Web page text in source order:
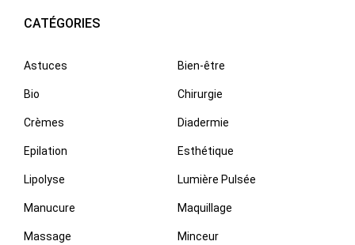
CATÉGORIES
Astuces Bien-être
Bio Chirurgie
Crèmes Diadermie
Epilation Esthétique
Lipolyse Lumière Pulsée
Manucure Maquillage
Massage Minceur